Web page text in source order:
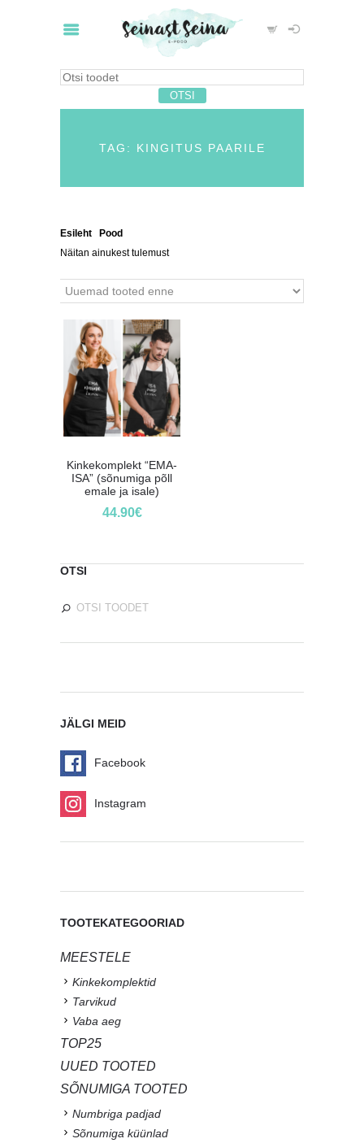
TAG: KINGITUS PAARILE
Esileht Pood
Näitan ainukest tulemust
Kinkekomplekt “EMA-
ISA” (sõnumiga põll
emale ja isale)
44.90€
OTSI
JÄLGI MEID
Facebook
Instagram
TOOTEKATEGOORIAD
MEESTELE
Kinkekomplektid
Tarvikud
Vaba aeg
TOP25
UUED TOOTED
SÕNUMIGA TOOTED
Numbriga padjad
Sõnumiga küünlad